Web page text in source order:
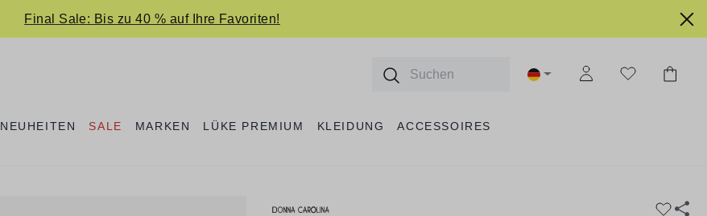
Final Sale: Bis zu 40 % auf Ihre Favoriten!
NEUHEITEN SALE MARKEN LÜKE PREMIUM KLEIDUNG ACCESSOIRES